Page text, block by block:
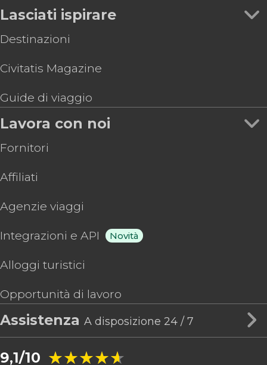
Lasciati ispirare
Destinazioni
Civitatis Magazine
Guide di viaggio
Lavora con noi
Fornitori
Affiliati
Agenzie viaggi
Integrazioni e API Novità
Alloggi turistici
Opportunità di lavoro
Assistenza A disposizione 24 / 7
9,1/10 ★★★★★
★★★★★